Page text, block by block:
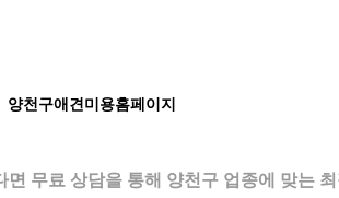
양천구애견미용홈페이지
무료 상담을 통해 양천구 업종에 맞는